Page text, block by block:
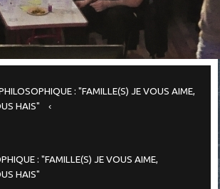
: "FAMILLE(S) JE VOUS AIME,
HAIS"
: "FAMILLE(S) JE VOUS AIME,
HAIS"